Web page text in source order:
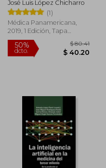
dcto. $
Version Digital): Una
Visión Integrada
(Incluye Versión
Digital)
José Luis López Chicharro
(1)
Médica Panamericana,
2019, 1 Edición, Tapa
Blanda, Nuevo